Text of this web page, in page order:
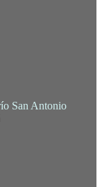
San Antonio